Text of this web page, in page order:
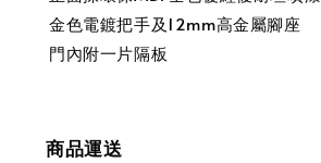
金色電鍍把手及12mm高金屬腳座
門內附一片隔板
商品運送